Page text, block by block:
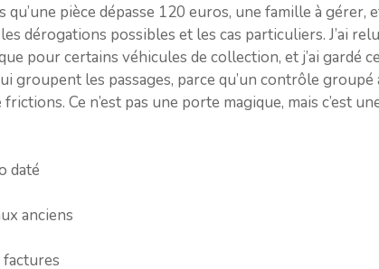
pièce dépasse 120 euros, une famille à gérer,
dérogations possibles et les cas particuliers. J’ai
pour certains véhicules de collection, et j’ai gardé
groupent les passages, parce qu’un contrôle groupé
Ce n’est pas une porte magique, mais c’est
daté
anciens
factures